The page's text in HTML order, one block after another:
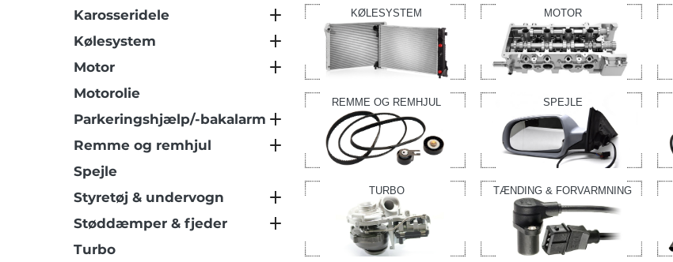
KØLESYSTEM MOTOR
REMME OG REMHJUL SPEJLE
TURBO TÆNDING & FORVARMNING
Karosseridele
Kølesystem
Motor
Motorolie
Parkeringshjælp/-bakalarm
Remme og remhjul
Spejle
Styretøj & undervogn
Støddæmper & fjeder
Turbo